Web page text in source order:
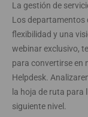
La gestión de
Los departamentos
flexibilidad y una
webinar exclusivo,
para convertirse en
Helpdesk.
la hoja de ruta para
siguiente nivel.